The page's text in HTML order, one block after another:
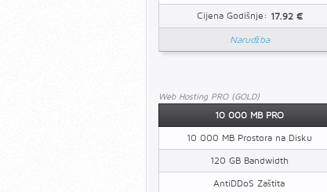
Narudžba
Cijena Godišnje: 17.92 €
Web Hosting PRO (GOLD)
10 000 MB PRO
10 000 MB Prostora na Disku
120 GB Bandwidth
AntiDDoS Zaštita